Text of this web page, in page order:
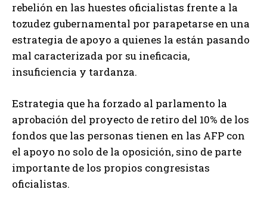
rebelión en las huestes oficialistas frente a la
tozudez gubernamental por parapetarse en una
estrategia de apoyo a quienes la están pasando
mal caracterizada por su ineficacia,
insuficiencia y tardanza.
Estrategia que ha forzado al parlamento la
aprobación del proyecto de retiro del 10% de los
fondos que las personas tienen en las AFP con
el apoyo no solo de la oposición, sino de parte
importante de los propios congresistas
oficialistas.